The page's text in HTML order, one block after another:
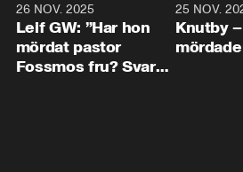
26 NOV. 2025
Leif GW: ”Har hon
mördat pastor
Fossmos fru? Svar
25 NOV.
Knutby